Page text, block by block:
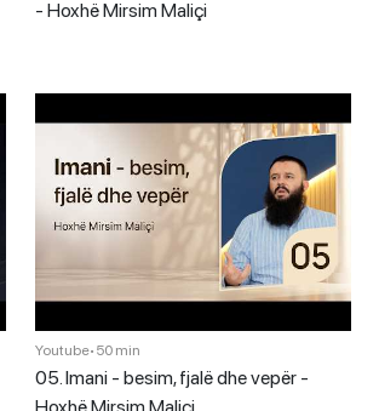
- Hoxhë Mirsim Maliçi
Youtube• 50 min
05. Imani - besim, fjalë dhe vepër -